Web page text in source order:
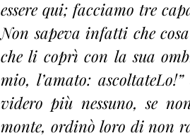
essere qui; facciamo tre
Non sapeva infatti che
che li coprì con la sua
mio, l’amato:
videro più nessuno, se
monte, ordinò loro di non